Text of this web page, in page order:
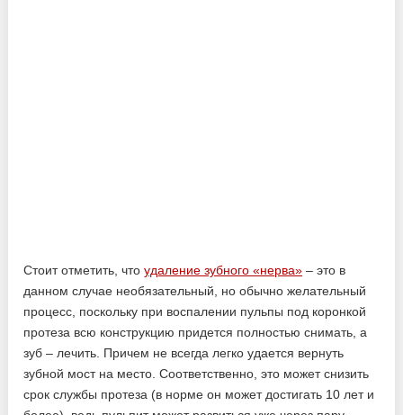
Стоит отметить, чтоудаление зубного «нерва» – это в
данном случае необязательный, но обычно желательный
процесс, поскольку при воспалении пульпы под коронкой
протеза всю конструкцию придется полностью снимать, а
зуб – лечить. Причем не всегда легко удается вернуть
зубной мост на место. Соответственно, это может снизить
срок службы протеза (в норме он может достигать 10 лет и